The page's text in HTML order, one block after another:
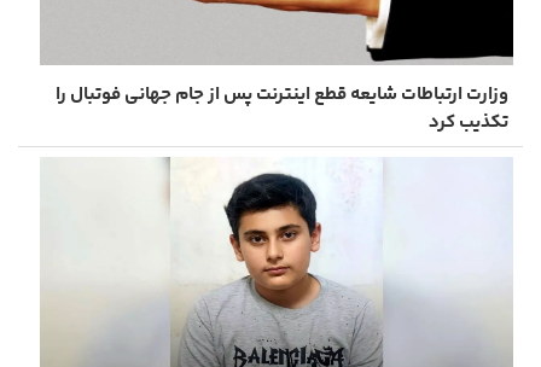
وزارت ارتباطات شایعه قطع اینترنت پس از جام جهانی فوتبال را
تکذیب کرد